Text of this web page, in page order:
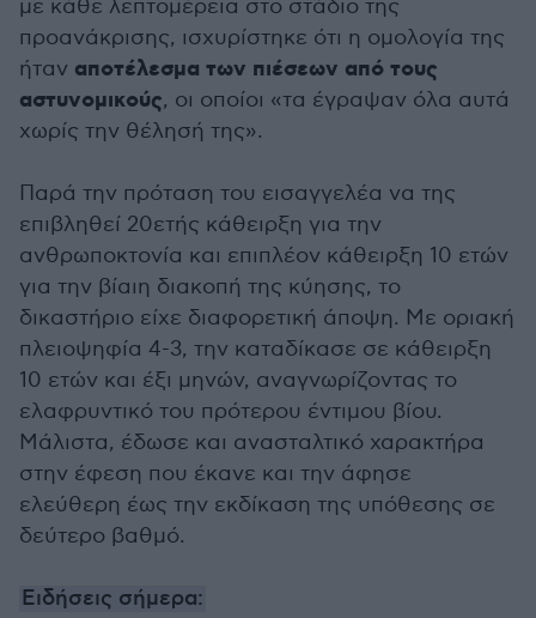
με κάθε λεπτομέρεια στο στάδιο της
προανάκρισης, ισχυρίστηκε ότι η ομολογία της
ήταν αποτέλεσμα των πιέσεων από τους
αστυνομικούς, οι οποίοι «τα έγραψαν όλα αυτά
χωρίς την θέλησή της».
Παρά την πρόταση του εισαγγελέα να της
επιβληθεί 20ετής κάθειρξη για την
ανθρωποκτονία και επιπλέον κάθειρξη 10 ετών
για την βίαιη διακοπή της κύησης, το
δικαστήριο είχε διαφορετική άποψη. Με οριακή
πλειοψηφία 4-3, την καταδίκασε σε κάθειρξη
10 ετών και έξι μηνών, αναγνωρίζοντας το
ελαφρυντικό του πρότερου έντιμου βίου.
Μάλιστα, έδωσε και ανασταλτικό χαρακτήρα
στην έφεση που έκανε και την άφησε
ελεύθερη έως την εκδίκαση της υπόθεσης σε
δεύτερο βαθμό.
Ειδήσεις σήμερα: